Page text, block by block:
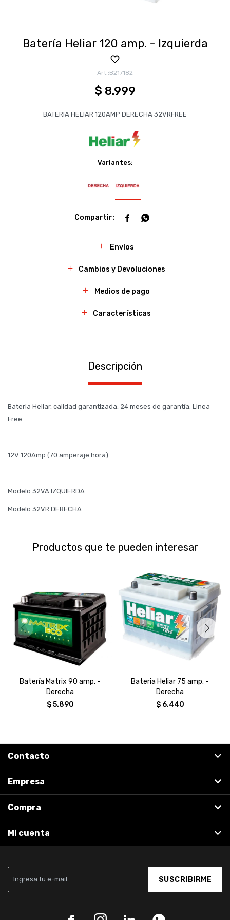
Batería Heliar 120 amp. - Izquierda
B217182
$ 8.999
BATERIA HELIAR 120AMP DERECHA 32VRFREE
Variantes:
 
Envíos
Cambios y Devoluciones
Medios de pago
Características
Descripción
Bateria Heliar, calidad garantizada, 24 meses de garantía. Linea
Free
12V 120Amp (70 amperaje hora)
Modelo 32VA IZQUIERDA
Modelo 32VR DERECHA
Productos que te pueden interesar
Batería Matrix 90 amp. -
Derecha
$ 5.890
Bateria Heliar 75 amp. -
Derecha
$ 6.440
SUSCRIBIRME
Contacto
Empresa
Compra
Mi cuenta